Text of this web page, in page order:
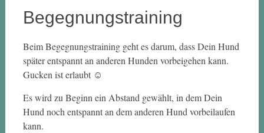
Begegnungstraining
Beim Begegnungstraining geht es darum, dass Dein Hund
später entspannt an anderen Hunden vorbeigehen kann.
Gucken ist erlaubt ☺
Es wird zu Beginn ein Abstand gewählt, in dem Dein
Hund noch entspannt an dem anderen Hund vorbeilaufen
kann.